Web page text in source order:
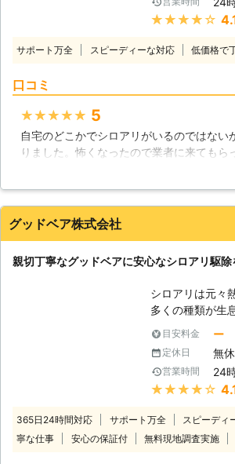
確実に巣ごと全
た状況によって
提供しておりま
を第一に考えた
と考えておりま
域に対応してお
ービスです。
【シロアリ駆除
リ駆除は、少し
ロアリは1つの
います。そんな
に、シロアリを
も当社までご連
ってご相談にの
【シロアリ被害
土が盛り上がっ
が一部朽ちてい
や畳を踏むとヘコ
ような状態です
いる可能性がご
な？」と感じた
お待ちしております。 【雨
にも力を入れて
アクティブでは
練スタッフが、
った難しい雨漏
★★★★★
サポート万全 スピーディーな対応 低価格で
口コミ
★★★★★ 5
自宅のどこかでシロアリがいるのではない
りました。怖くなったので業者に来てもら
ということにしました。こちらは資格を
当さんはとても感じの良い人で気持ちの良
いました。丁寧な説明で今後の対策も教え
グッドベア株式会社
親切丁寧なグッドベアに安心なシロアリ駆除
シロアリは元々
多くの種類が生
ですから、日本
れているシロア
い地域に生息が
ていましたが、
各地の気温が高
言われています
む妙な音がした
目安料金 ー
定休日 無休
営業時間 24
★★★★★
365日24時間対応 サポート万全 スピーディ
寧な仕事
安心の保証付 無料現地調査実施